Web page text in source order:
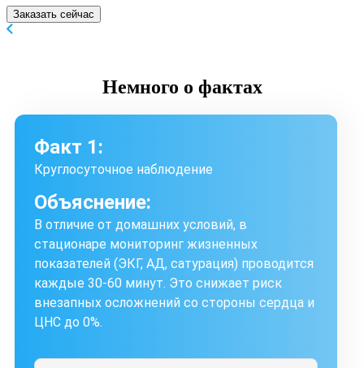
Заказать сейчас
Немного о фактах
Факт 1:
Круглосуточное наблюдение
Объяснение:
В отличие от домашних условий, в
стационаре мониторинг жизненных
показателей (ЭКГ, АД, сатурация) проводится
каждые 30-60 минут. Это снижает риск
внезапных осложнений со стороны сердца и
ЦНС до 0%.